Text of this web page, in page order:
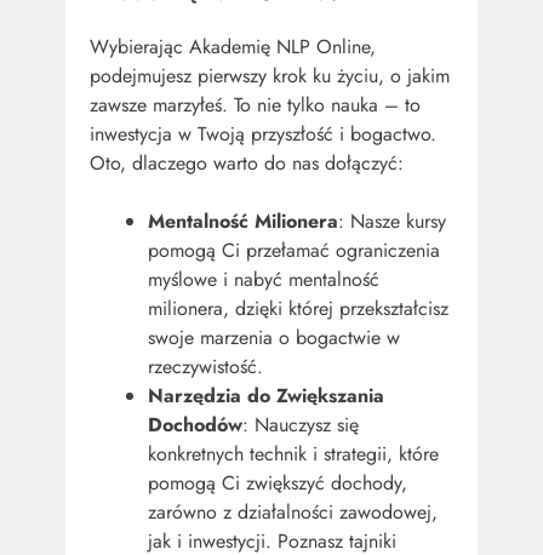
Wybierając Akademię NLP Online,
podejmujesz pierwszy krok ku życiu, o jakim
zawsze marzyłeś. To nie tylko nauka – to
inwestycja w Twoją przyszłość i bogactwo.
Oto, dlaczego warto do nas dołączyć:
Mentalność Milionera: Nasze kursy
pomogą Ci przełamać ograniczenia
myślowe i nabyć mentalność
milionera, dzięki której przekształcisz
swoje marzenia o bogactwie w
rzeczywistość.
Narzędzia do Zwiększania
Dochodów: Nauczysz się
konkretnych technik i strategii, które
pomogą Ci zwiększyć dochody,
zarówno z działalności zawodowej,
jak i inwestycji. Poznasz tajniki